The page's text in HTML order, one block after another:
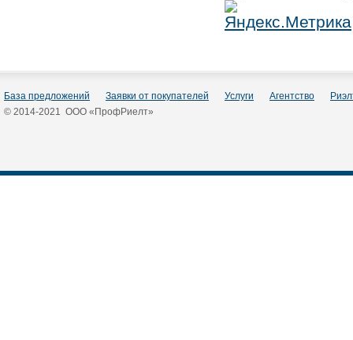
База предложений Заявки от покупателей Услуги Агентство
© 2014-2021 ООО «ПрофРиелт»